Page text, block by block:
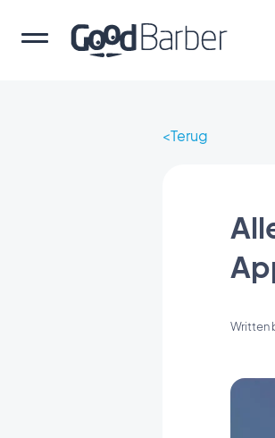
Terug
Written